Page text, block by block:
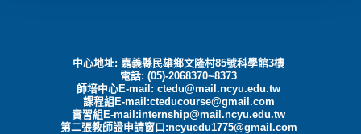
中心地址: 嘉義縣民雄鄉文隆村85號科學館3樓
電話: (05)-2068370~8373
師培中心E-mail:ctedu@mail.ncyu.edu.tw
課程組E-mail:cteducourse@gmail.com
實習組E-mail:internship@mail.ncyu.edu.tw
第二張教師證申請窗口:ncyuedu1775@gmail.com